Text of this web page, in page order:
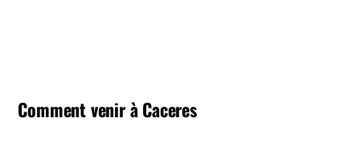
Comment venir à Caceres